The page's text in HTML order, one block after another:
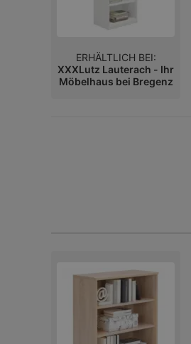
ERHÄLTLICH BEI:
XXXLutz Lauterach - Ihr
Möbelhaus bei Bregenz